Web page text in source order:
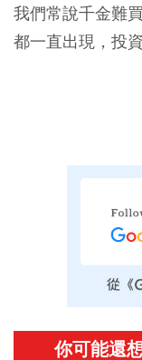
我們常說千金難
都一直出現，投